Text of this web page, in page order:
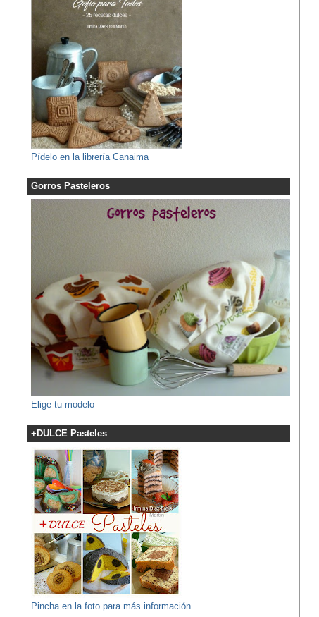
Pídelo en la librería Canaima
Gorros Pasteleros
Elige tu modelo
+DULCE Pasteles
Pincha en la foto para más información